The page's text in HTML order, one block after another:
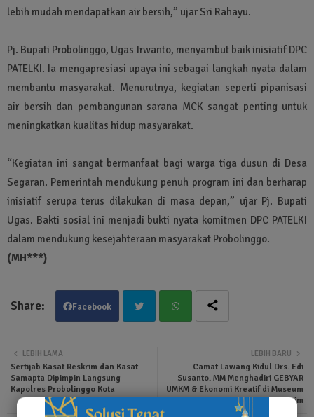
lebih mudah mendapatkan air bersih,” ujar Sri Rahayu.
Pj. Bupati Probolinggo, Ugas Irwanto, menyambut baik inisiatif DPC
PATELKI. Ia mengapresiasi upaya ini sebagai langkah nyata dalam
membantu masyarakat. Menurutnya, kegiatan seperti pipanisasi
air bersih dan pembangunan sarana MCK sangat penting untuk
meningkatkan kualitas hidup masyarakat.
“Kegiatan ini sangat bermanfaat bagi warga tiga dusun di Desa
Segaran. Pemerintah mendukung penuh program ini dan berharap
inisiatif serupa terus dilakukan di masa depan,” ujar Pj. Bupati
Ugas. Bakti sosial ini menjadi bukti nyata komitmen DPC PATELKI
dalam mendukung kesejahteraan masyarakat Probolinggo.
(MH***)
Facebook
ter
LEBIH BARU
Camat Lawang Kidul Drs. Edi
Susanto. MM Menghadiri GEBYAR
UMKM & Ekonomi Kreatif di Museum
Batu Bara Tanjung Enim
LEBIH LAMA
Sertijab Kasat Reskrim dan Kasat
Samapta Dipimpin Langsung
Kapolres Probolinggo Kota